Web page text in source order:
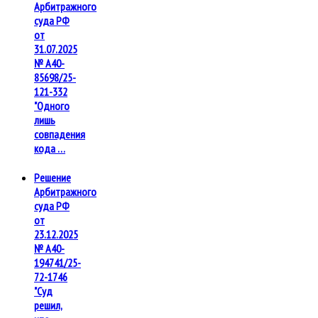
Арбитражного
суда РФ
от
31.07.2025
№ А40-
85698/25-
121-332
"Одного
лишь
совпадения
кода …
Решение
Арбитражного
суда РФ
от
23.12.2025
№ А40-
194741/25-
72-1746
"Суд
решил,